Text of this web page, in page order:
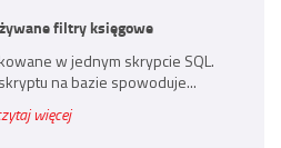
filtry księgowe
w jednym skrypcie SQL.
na bazie spowoduje...
więcej